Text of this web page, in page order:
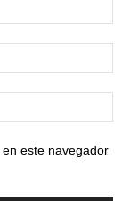
este navegador